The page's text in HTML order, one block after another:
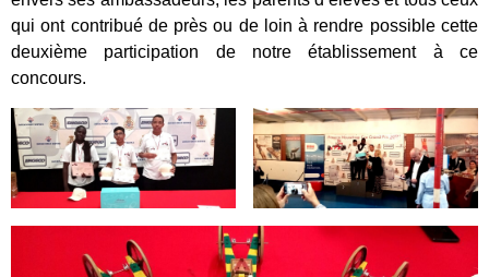
qui ont contribué de près ou de loin à rendre possible cette
deuxième participation de notre établissement à ce
concours.